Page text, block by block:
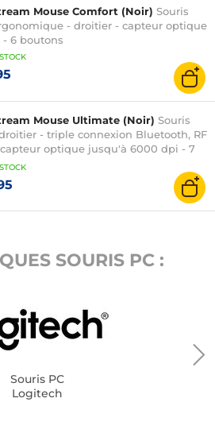
Mouse Comfort (Noir) Souris
- droitier - capteur optique
6 boutons
STOCK
Mouse Ultimate (Noir) Souris
- triple connexion Bluetooth, RF
capteur optique jusqu'à 6000 dpi - 7
STOCK
SOURIS PC :
Souris PC
Logitech